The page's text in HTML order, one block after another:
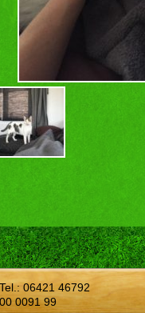
06421 46792
0091 99